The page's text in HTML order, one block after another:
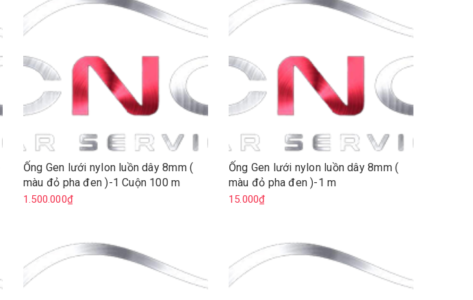
Ống Gen lưới nylon luồn dây 8mm (
màu đỏ pha đen )-1 Cuộn 100 m
1.500.000₫
Ống Gen lưới nylon luồn dây 8mm (
màu đỏ pha đen )-1 m
15.000₫